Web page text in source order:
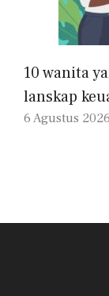
10 wanita
lanskap
6 Agustus 2026